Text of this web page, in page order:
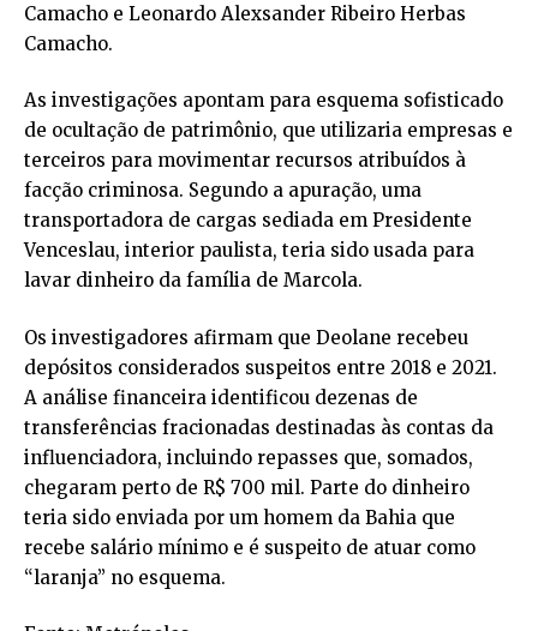
Camacho e Leonardo Alexsander Ribeiro Herbas
Camacho.
As investigações apontam para esquema sofisticado
de ocultação de patrimônio, que utilizaria empresas e
terceiros para movimentar recursos atribuídos à
facção criminosa. Segundo a apuração, uma
transportadora de cargas sediada em Presidente
Venceslau, interior paulista, teria sido usada para
lavar dinheiro da família de Marcola.
Os investigadores afirmam que Deolane recebeu
depósitos considerados suspeitos entre 2018 e 2021.
A análise financeira identificou dezenas de
transferências fracionadas destinadas às contas da
influenciadora, incluindo repasses que, somados,
chegaram perto de R$ 700 mil. Parte do dinheiro
teria sido enviada por um homem da Bahia que
recebe salário mínimo e é suspeito de atuar como
“laranja” no esquema.